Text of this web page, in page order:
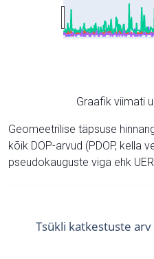
Graafik viimati
Geomeetrilise täpsuse
kõik DOP-arvud (PDOP, kella
pseudokauguste viga ehk
Tsükli katkestuste